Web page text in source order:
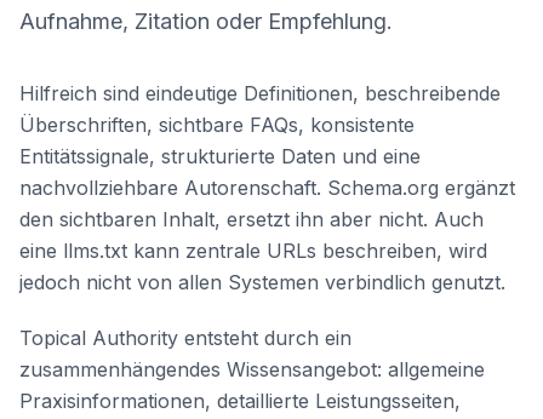
Aufnahme, Zitation oder Empfehlung.
Hilfreich sind eindeutige Definitionen, beschreibende
Überschriften, sichtbare FAQs, konsistente
Entitätssignale, strukturierte Daten und eine
nachvollziehbare Autorenschaft. Schema.org ergänzt
den sichtbaren Inhalt, ersetzt ihn aber nicht. Auch
eine llms.txt kann zentrale URLs beschreiben, wird
jedoch nicht von allen Systemen verbindlich genutzt.
Topical Authority entsteht durch ein
zusammenhängendes Wissensangebot: allgemeine
Praxisinformationen, detaillierte Leistungsseiten,